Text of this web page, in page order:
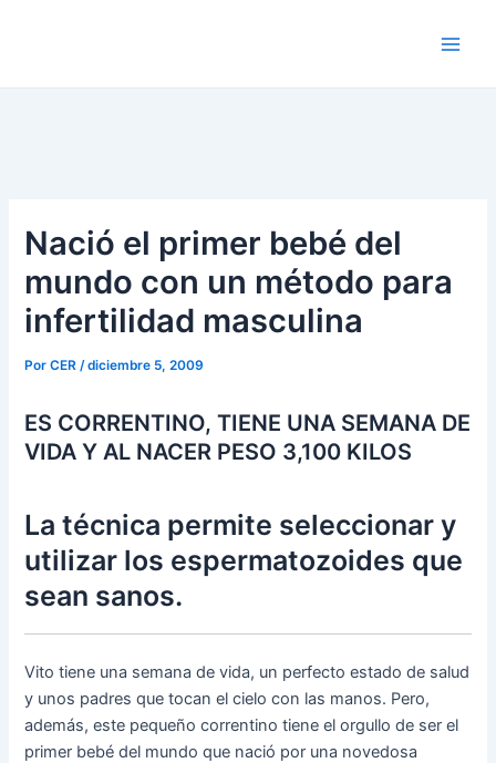
Nació el primer bebé del
mundo con un método para
infertilidad masculina
PorCER/diciembre 5, 2009
ES CORRENTINO, TIENE UNA SEMANA DE
VIDA Y AL NACER PESO 3,100 KILOS
La técnica permite seleccionar y
utilizar los espermatozoides que
sean sanos.
Vito tiene una semana de vida, un perfecto estado de salud
y unos padres que tocan el cielo con las manos. Pero,
además, este pequeño correntino tiene el orgullo de ser el
primer bebé del mundo que nació por una novedosa